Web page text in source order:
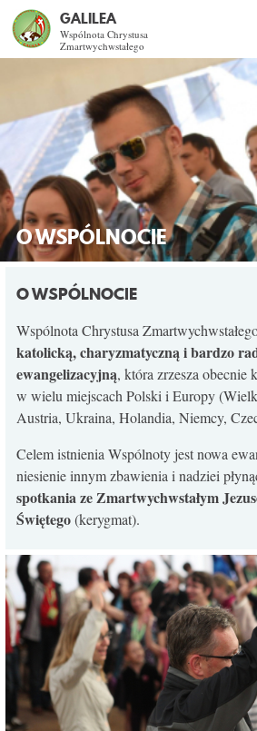
GALILEA
Wspólnota Chrystusa
Zmartwychwstałego
Szukaj
CO DAJE ŻYCIE Z
SPOTKANIA
DLA KOGO?
WSPÓLNOTA
KURSY SNE
KONTAKT
O WSPÓLNOCIE
O WSPÓLNOCIE
Wspólnota Chrystusa
katolicką, charyzmatyczną i bardzo
ewangelizacyjną, która zrzesza obecnie
w wielu miejscach Polski i Europy
Austria, Ukraina, Holandia, Niemcy,
Celem istnienia Wspólnoty jest nowa
niesienie innym zbawienia i nadziei
spotkania ze Zmartwychwstałym
Świętego(kerygmat).